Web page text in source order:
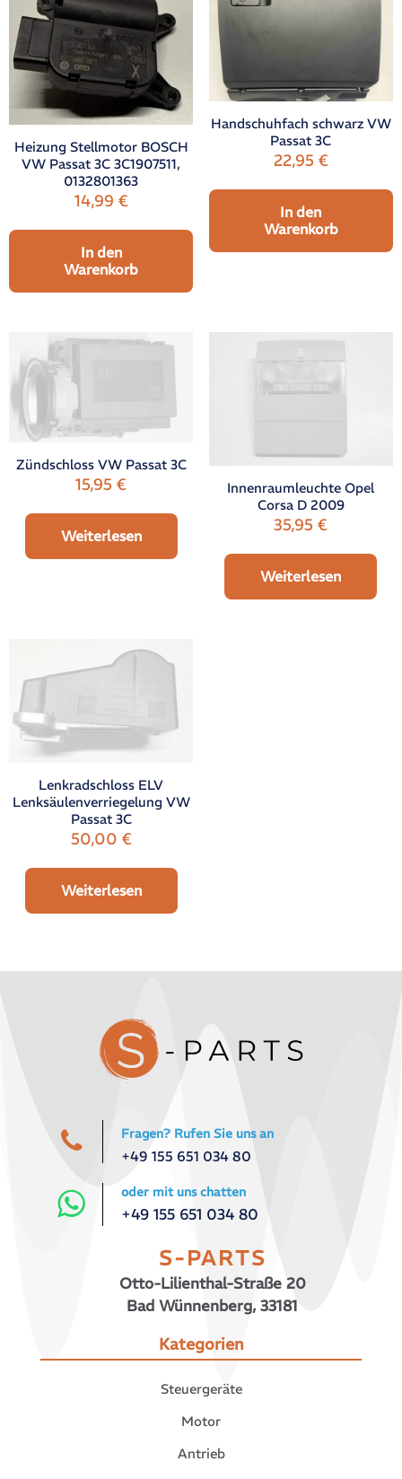
Heizung Stellmotor BOSCH
VW Passat 3C 3C1907511,
0132801363
14,99 €
In den
Warenkorb
Handschuhfach schwarz VW
Passat 3C
22,95 €
In den
Warenkorb
Zündschloss VW Passat 3C
15,95€
Weiterlesen
Innenraumleuchte Opel
Corsa D 2009
35,95€
Weiterlesen
Lenkradschloss ELV
Lenksäulenverriegelung VW
Passat 3C
50,00 €
Weiterlesen
Fragen? Rufen Sie uns an
+49 155 651 034 80
oder mit uns chatten
+49 155 651 034 80
S-PARTS
Otto-Lilienthal-Straße 20
Bad Wünnenberg, 33181
Kategorien
Steuergeräte
Motor
Antrieb